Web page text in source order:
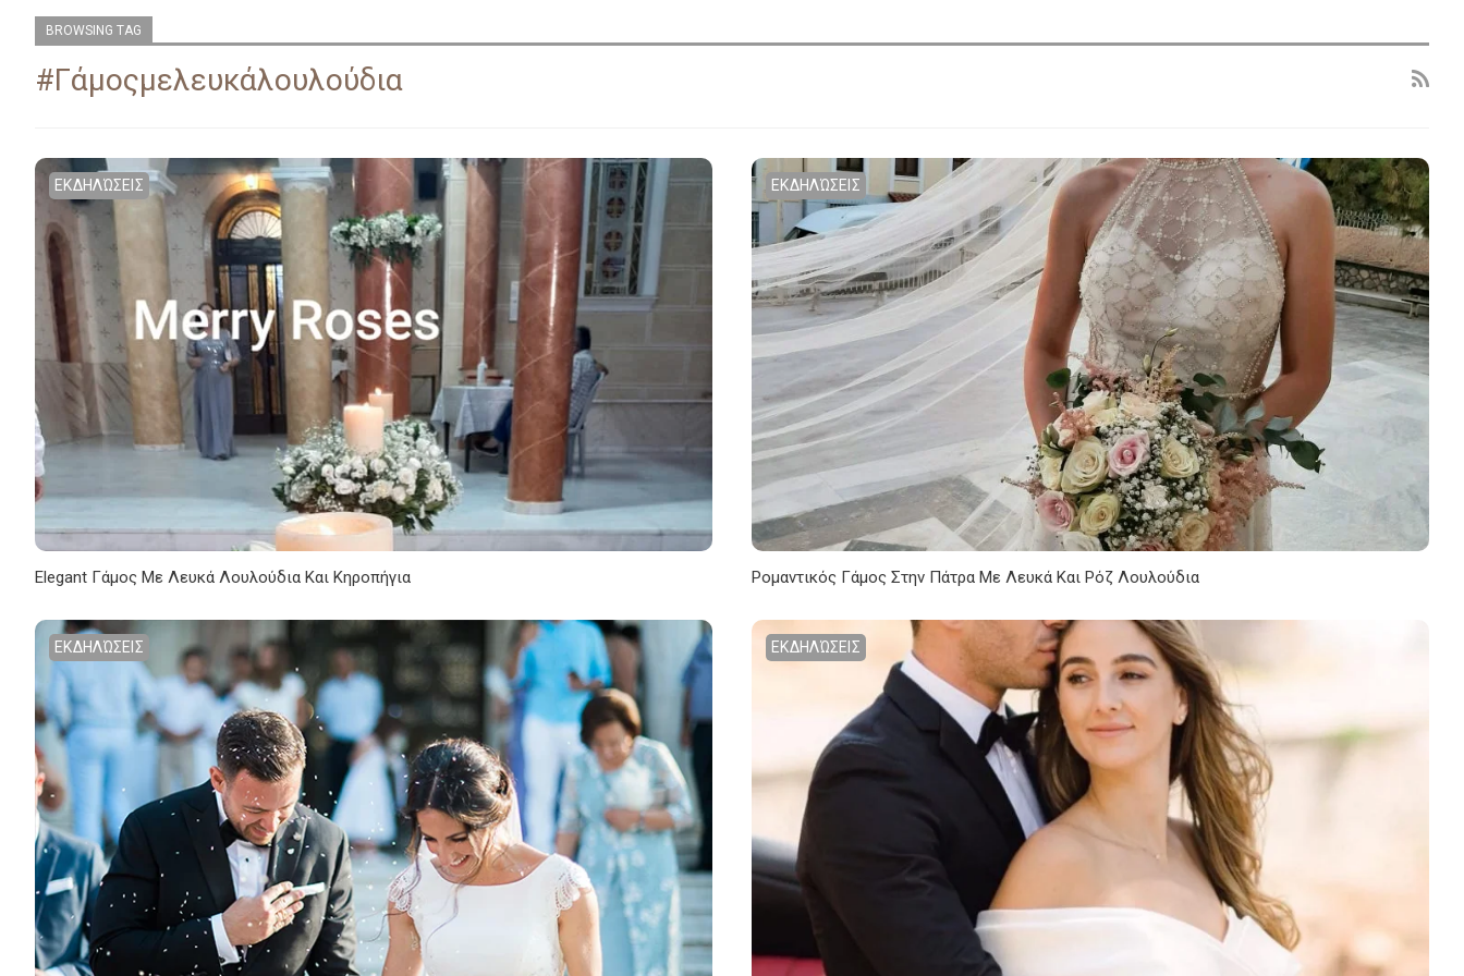
BROWSING TAG
#γάμοςμελευκάλουλούδια
ΕΚΔΗΛΏΣΕΙΣ
Elegant Γάμος Με Λευκά Λουλούδια Και Κηροπήγια
ΕΚΔΗΛΏΣΕΙΣ
Ρομαντικός Γάμος Στην Πάτρα Με Λευκά Και Ρόζ Λουλούδια
ΕΚΔΗΛΏΣΕΙΣ ΕΚΔΗΛΏΣΕΙΣ